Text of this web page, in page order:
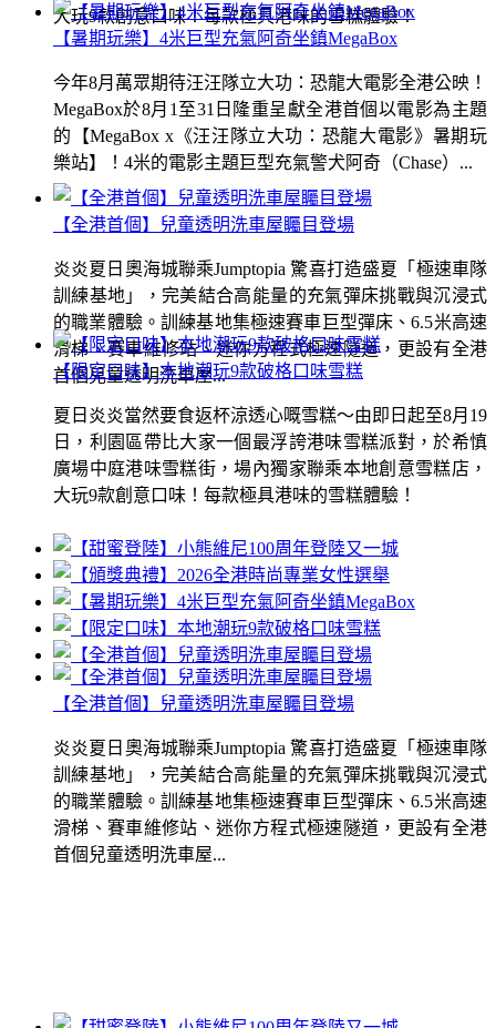
大玩9款創意口味！每款極具港味的雪糕體驗！
【全港首個】兒童透明洗車屋矚目登場
炎炎夏日奧海城聯乘Jumptopia 驚喜打造盛夏「極速車隊
訓練基地」，完美結合高能量的充氣彈床挑戰與沉浸式
的職業體驗。訓練基地集極速賽車巨型彈床、6.5米高速
滑梯、賽車維修站、迷你方程式極速隧道，更設有全港
首個兒童透明洗車屋...
【暑期玩樂】4米巨型充氣阿奇坐鎮MegaBox
今年8月萬眾期待汪汪隊立大功：恐龍大電影全港公映！
MegaBox於8月1至31日隆重呈獻全港首個以電影為主題
的【MegaBox x《汪汪隊立大功：恐龍大電影》暑期玩
樂站】！4米的電影主題巨型充氣警犬阿奇（Chase）...
【限定口味】本地潮玩9款破格口味雪糕
夏日炎炎當然要食返杯涼透心嘅雪糕～由即日起至8月19
日，利園區帶比大家一個最浮誇港味雪糕派對，於希慎
廣場中庭港味雪糕街，場內獨家聯乘本地創意雪糕店，
大玩9款創意口味！每款極具港味的雪糕體驗！
【全港首個】兒童透明洗車屋矚目登場
炎炎夏日奧海城聯乘Jumptopia 驚喜打造盛夏「極速車隊
訓練基地」，完美結合高能量的充氣彈床挑戰與沉浸式
的職業體驗。訓練基地集極速賽車巨型彈床、6.5米高速
滑梯、賽車維修站、迷你方程式極速隧道，更設有全港
首個兒童透明洗車屋...